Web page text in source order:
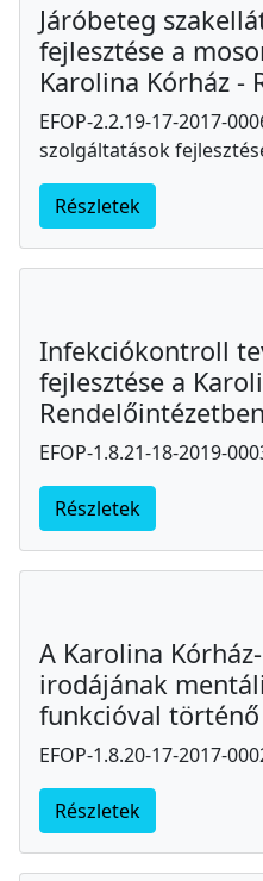
Járóbeteg
fejlesztése a
Karolina Kórház -
EFOP-2.2.19-17-2017-
szolgáltatások
Részletek
Infekciókontroll
fejlesztése a
Rendelőintézetben
EFOP-1.8.21-18-2019-
Részletek
A Karolina
irodájának
funkcióval
EFOP-1.8.20-17-2017-
Részletek